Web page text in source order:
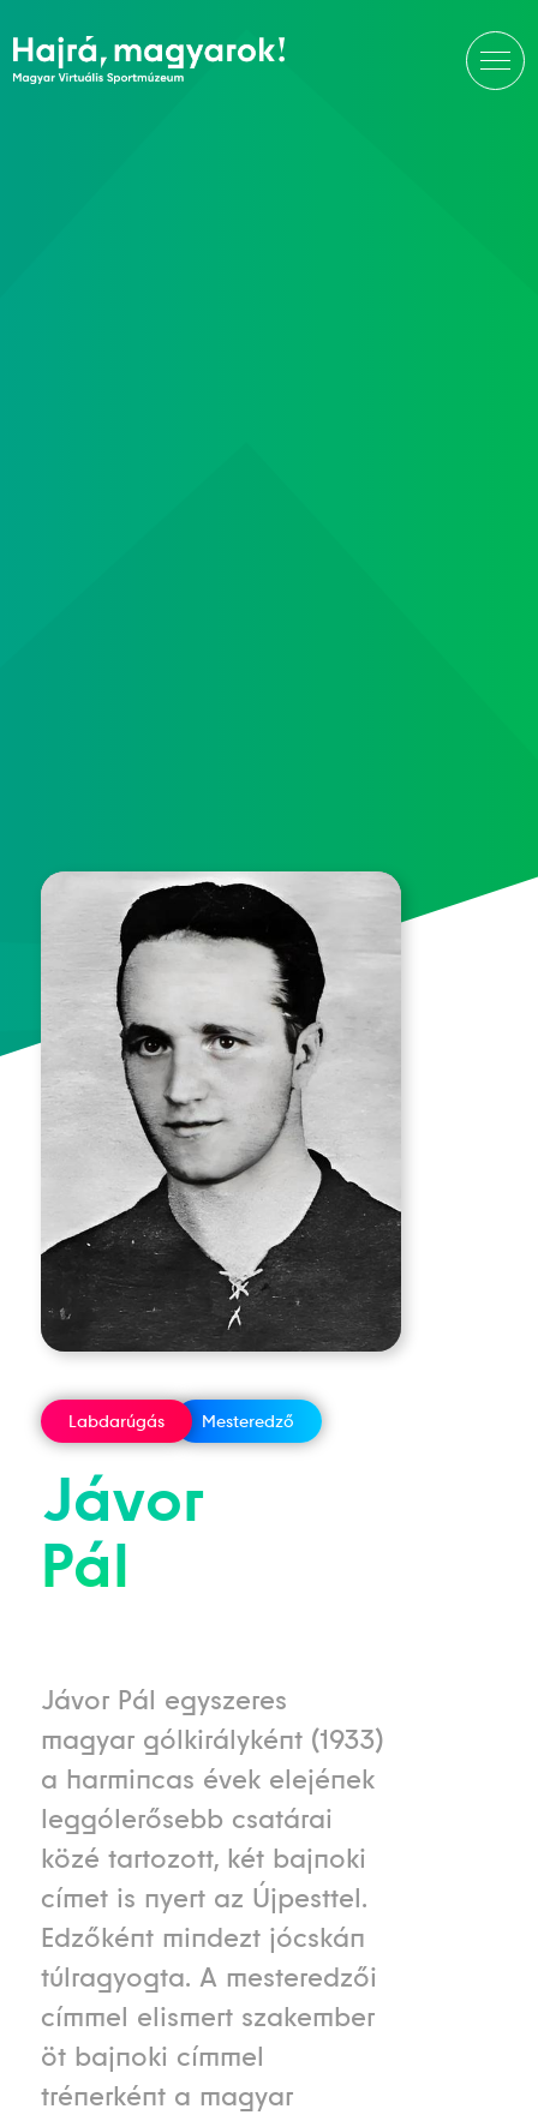
Labdarúgás Mesteredző
Jávor
Pál
Jávor Pál egyszeres
magyar gólkirályként (1933)
a harmincas évek elejének
leggólerősebb csatárai
közé tartozott, két bajnoki
címet is nyert az Újpesttel.
Edzőként mindezt jócskán
túlragyogta. A mesteredzői
címmel elismert szakember
öt bajnoki címmel
trénerként a magyar